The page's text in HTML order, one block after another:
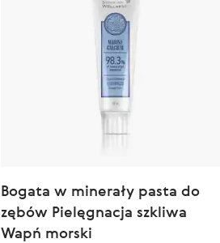
Bogata w minerały pasta do
zębów Pielęgnacja szkliwa
Wapń morski